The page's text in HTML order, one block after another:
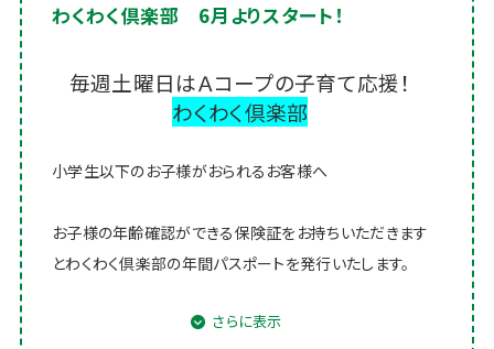
わくわく倶楽部 6月よりスタート！
毎週土曜日はＡコープの子育て応援！
わくわく倶楽部
小学生以下のお子様がおられるお客様へ
お子様の年齢確認ができる保険証をお持ちいただきます
とわくわく倶楽部の年間パスポートを発行いたします。
レジにて年間パスポートを提示していただきますとお買